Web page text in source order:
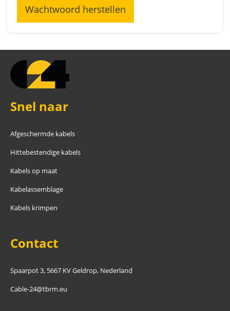
Wachtwoord herstellen
Snel naar
Afgeschermde kabels
Hittebestendige kabels
Kabels op maat
Kabelassemblage
Kabels krimpen
Contact
Spaarpot 3, 5667 KV Geldrop, Nederland
Cable-24@tbrm.eu